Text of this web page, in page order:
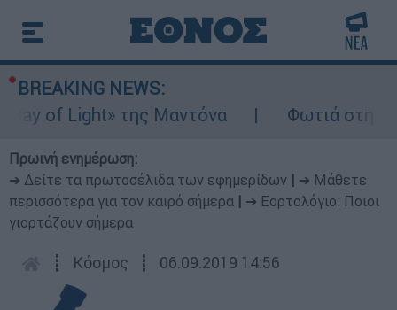
BREAKING NEWS:
of Light» της Μαντόνα
Φωτιά στη
Πρωινή ενημέρωση:
➔ Δείτε τα πρωτοσέλιδα των εφημερίδων
➔ Μάθετε
περισσότερα για τον καιρό σήμερα
➔ Εορτολόγιο: Ποιοι
γιορτάζουν σήμερα
┋ Κόσμος ┋ 06.09.2019 14:56